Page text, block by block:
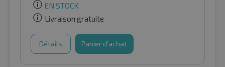
EN STOCK
Livraison gratuite
Détails Panier d'achat